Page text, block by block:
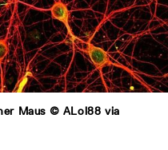
Maus © ALol88 via